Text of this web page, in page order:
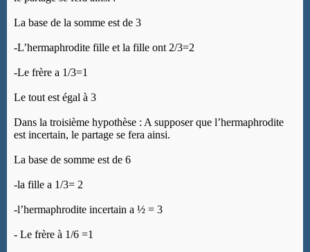
La base de la somme est de 3
-L’hermaphrodite fille et la fille ont 2/3=2
-Le frère a 1/3=1
Le tout est égal à 3
Dans la troisième hypothèse : A supposer que l’hermaphrodite
est incertain, le partage se fera ainsi.
La base de somme est de 6
-la fille a 1/3= 2
-l’hermaphrodite incertain a ½ = 3
- Le frère à 1/6 =1